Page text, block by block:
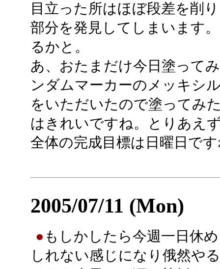
目立った所はほぼ段差を削
部分を発見してしまいます
るかと。
あ、おたまだけ今日塗って
ンダムマーカーのメッキシ
をいただいたので塗ってみ
はきれいですね。とりあえ
全体の完成目標は日曜日で
2005/07/11 (Mon)
● もしかしたら今週一日休
しれない感じになり俄然や